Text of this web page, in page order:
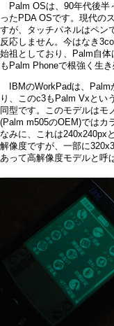
Palm OSは、90年代後半
ったPDA OSです。現代の
すが、タッチパネルはペン
反応しません。今はなき
始祖としており、Palm自
もPalm Phoneで根強く生き
IBMのWorkPadは、
り、このc3もPalm Vxとい
同型です。このモデルはモ
(Palm m505のOEM)ではカ
なみに、これは240x240px
解像度ですが、一部に
あって高解像度モデルと呼